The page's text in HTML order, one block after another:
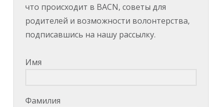
что происходит в BACN, советы для
родителей и возможности волонтерства,
подписавшись на нашу рассылку.
Имя
Фамилия